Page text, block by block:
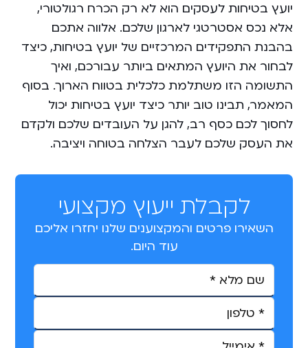
יועץ בטיחות לעסקים הוא לא רק הכרח רגולטורי,
אלא נכס אסטרטגי לארגון שלכם. אלווה אתכם
בהבנת התפקידים המרכזיים של יועץ בטיחות, כיצד
לבחור את היועץ המתאים ביותר עבורכם, ואיך
התשומה הזו משתלמת כלכלית בטווח הארוך. בסוף
המאמר, תבינו טוב יותר כיצד יועץ בטיחות יכול
לחסוך לכם כסף רב, להגן על העובדים שלכם ולקדם
את העסק שלכם לעבר הצלחה בטוחה ויציבה.
לקבלת ייעוץ מקצועי
השאירו פרטים והמקצוענים שלנו יחזרו אליכם
עוד היום.